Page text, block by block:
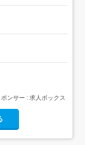
ポンサー : 求人ボックス